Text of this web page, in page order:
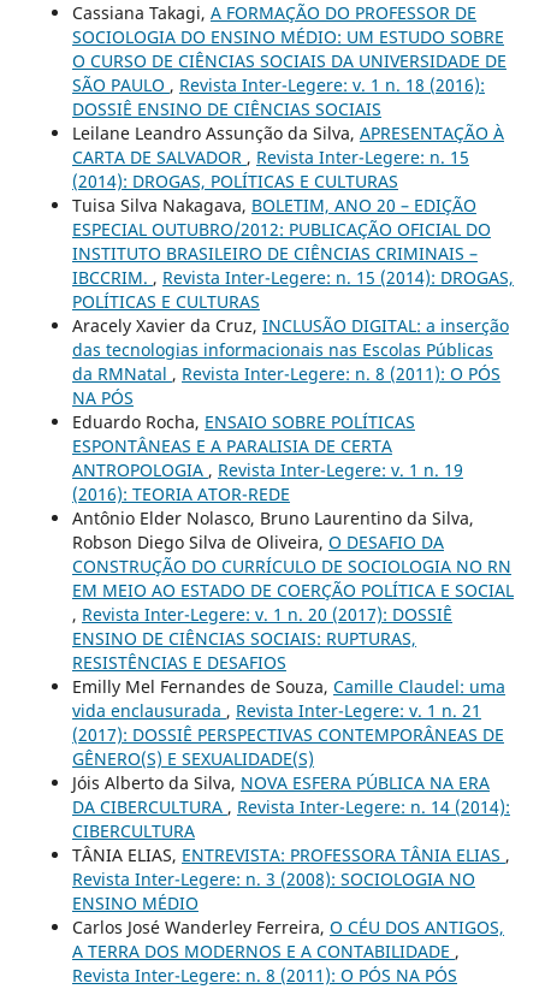
Cassiana Takagi, A FORMAÇÃO DO PROFESSOR DE
SOCIOLOGIA DO ENSINO MÉDIO: UM ESTUDO SOBRE
O CURSO DE CIÊNCIAS SOCIAIS DA UNIVERSIDADE DE
SÃO PAULO , Revista Inter-Legere: v. 1 n. 18 (2016):
DOSSIÊ ENSINO DE CIÊNCIAS SOCIAIS
Leilane Leandro Assunção da Silva, APRESENTAÇÃO À
CARTA DE SALVADOR , Revista Inter-Legere: n. 15
(2014): DROGAS, POLÍTICAS E CULTURAS
Tuisa Silva Nakagava, BOLETIM, ANO 20 – EDIÇÃO
ESPECIAL OUTUBRO/2012: PUBLICAÇÃO OFICIAL DO
INSTITUTO BRASILEIRO DE CIÊNCIAS CRIMINAIS –
IBCCRIM. , Revista Inter-Legere: n. 15 (2014): DROGAS,
POLÍTICAS E CULTURAS
Aracely Xavier da Cruz, INCLUSÃO DIGITAL: a inserção
das tecnologias informacionais nas Escolas Públicas
da RMNatal , Revista Inter-Legere: n. 8 (2011): O PÓS
NA PÓS
Eduardo Rocha, ENSAIO SOBRE POLÍTICAS
ESPONTÂNEAS E A PARALISIA DE CERTA
ANTROPOLOGIA , Revista Inter-Legere: v. 1 n. 19
(2016): TEORIA ATOR-REDE
Antônio Elder Nolasco, Bruno Laurentino da Silva,
Robson Diego Silva de Oliveira, O DESAFIO DA
CONSTRUÇÃO DO CURRÍCULO DE SOCIOLOGIA NO RN
EM MEIO AO ESTADO DE COERÇÃO POLÍTICA E SOCIAL
, Revista Inter-Legere: v. 1 n. 20 (2017): DOSSIÊ
ENSINO DE CIÊNCIAS SOCIAIS: RUPTURAS,
RESISTÊNCIAS E DESAFIOS
Emilly Mel Fernandes de Souza, Camille Claudel: uma
vida enclausurada , Revista Inter-Legere: v. 1 n. 21
(2017): DOSSIÊ PERSPECTIVAS CONTEMPORÂNEAS DE
GÊNERO(S) E SEXUALIDADE(S)
Jóis Alberto da Silva, NOVA ESFERA PÚBLICA NA ERA
DA CIBERCULTURA , Revista Inter-Legere: n. 14 (2014):
CIBERCULTURA
TÂNIA ELIAS, ENTREVISTA: PROFESSORA TÂNIA ELIAS ,
Revista Inter-Legere: n. 3 (2008): SOCIOLOGIA NO
ENSINO MÉDIO
Carlos José Wanderley Ferreira, O CÉU DOS ANTIGOS,
A TERRA DOS MODERNOS E A CONTABILIDADE ,
Revista Inter-Legere: n. 8 (2011): O PÓS NA PÓS